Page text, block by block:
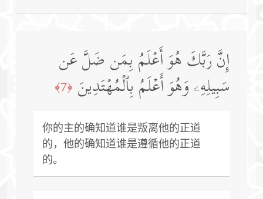
إِنَّ رَبَّكَ هُوَ أَعۡلَمُ بِمَن ضَلَّ عَن
سَبِیلِهِۦ وَهُوَ أَعۡلَمُ بِٱلۡمُهۡتَدِینَ ﴿7﴾
你的主的确知道谁是叛离他的正道
的，他的确知道谁是遵循他的正道
的。